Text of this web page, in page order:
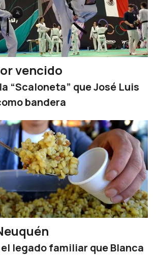
vencido
“Scaloneta” que José Luis
bandera
legado familiar que Blanca